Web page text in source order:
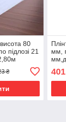
80
підлозі 21
₴
мм,